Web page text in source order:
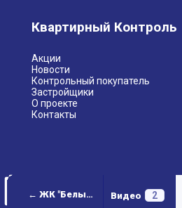
← ЖК "Белые ночи" Видео 2
Квартирный Контроль
Акции
Новости
Контрольный покупатель
Застройщики
О проекте
Контакты